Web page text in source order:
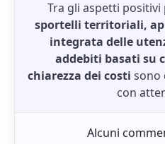
Tra gli aspetti
sportelli territoriali,
integrata delle
addebiti basati su
chiarezza dei costi sono
con
Alcuni